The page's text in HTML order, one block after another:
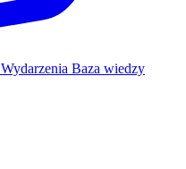
Wydarzenia Baza wiedzy